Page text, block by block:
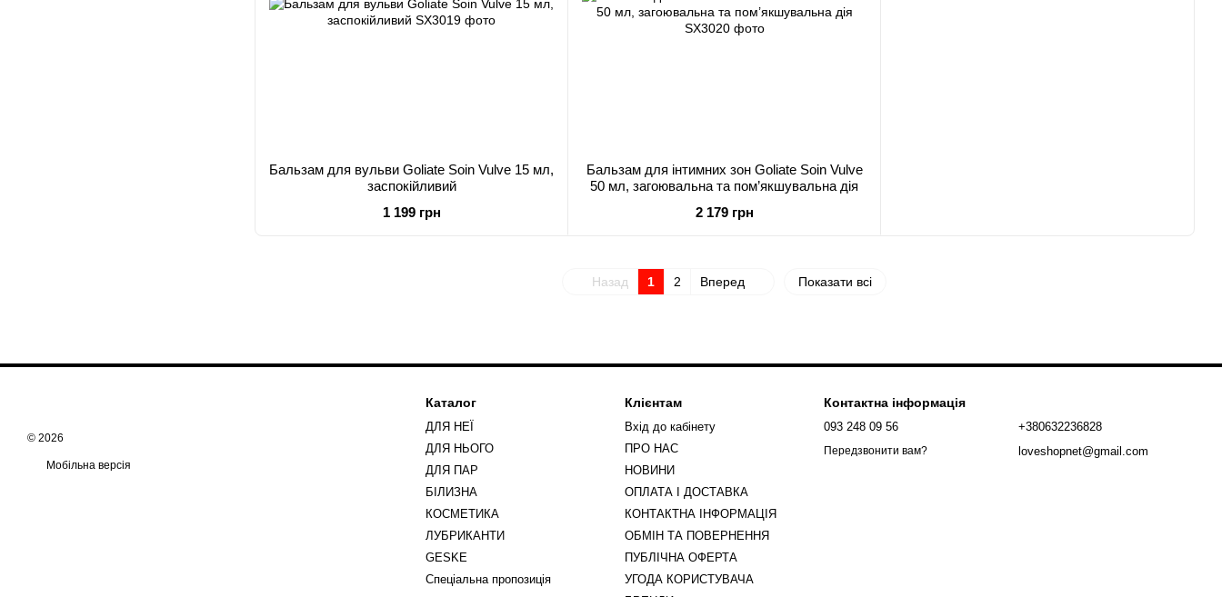
Бальзам для вульви Goliate Soin Vulve 15 мл,
заспокійливий
1 199 грн
Бальзам для інтимних зон Goliate Soin Vulve
50 мл, загоювальна та пом’якшувальна дія
2 179 грн
Назад 1 2 Вперед Показати всі
© 2026
Мобільна версія
Каталог
ДЛЯ НЕЇ
ДЛЯ НЬОГО
ДЛЯ ПАР
БІЛИЗНА
КОСМЕТИКА
ЛУБРИКАНТИ
GESKE
Спеціальна пропозиція
Клієнтам
Вхід до кабінету
ПРО НАС
НОВИНИ
ОПЛАТА І ДОСТАВКА
КОНТАКТНА ІНФОРМАЦІЯ
ОБМІН ТА ПОВЕРНЕННЯ
ПУБЛІЧНА ОФЕРТА
УГОДА КОРИСТУВАЧА
Контактна інформація
093 248 09 56
Передзвонити вам?
+380632236828
loveshopnet@gmail.com